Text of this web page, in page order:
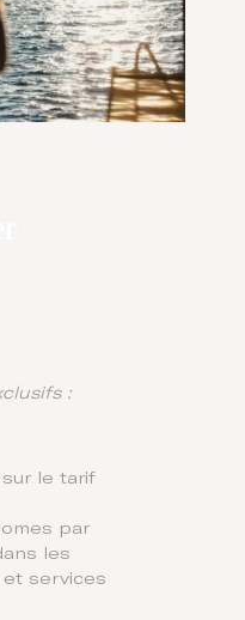
:
le tarif
par
les
et services